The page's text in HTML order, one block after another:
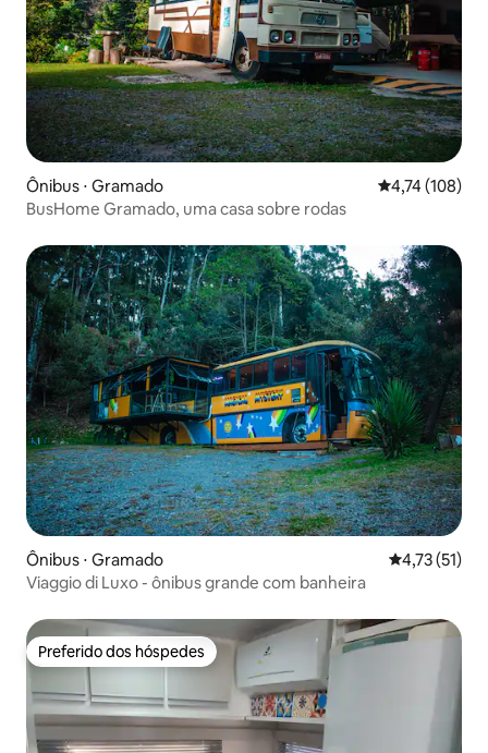
Ônibus ⋅ Gramado 4,74 de uma
4,74 (108)
BusHome Gramado, uma casa sobre rodas
Ônibus ⋅ Gramado 4,73 de uma
4,73 (51)
Viaggio di Luxo - ônibus grande com banheira
Preferido dos hóspedes
Preferido dos hóspedes